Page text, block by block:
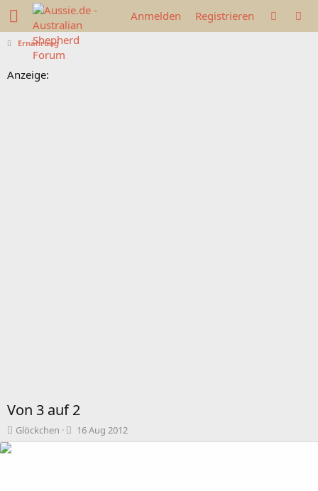
Anmelden Registrieren
Ernährung
Anzeige:
Von 3 auf 2
T
h
Glöckchen
B
e
16 Aug 2012